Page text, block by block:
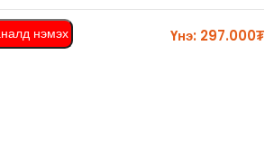
нэмэх Үнэ: 297.000₮